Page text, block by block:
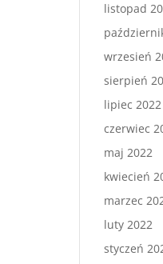
listopad
wrzesień
sierpień
lipiec 2022
czerwiec
maj 2022
kwiecień
marzec
luty 2022
styczeń